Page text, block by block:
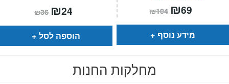
₪36 המחיר
המקורי
היה:
₪36.
₪24
הוא:
הוספה לסל
₪104 המחיר
המקורי
היה:
₪104.
₪69
הוא:
מידע נוסף
מחלקות החנות